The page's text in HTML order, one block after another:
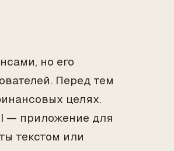
но его
Перед тем
целях.
— приложение для
текстом или